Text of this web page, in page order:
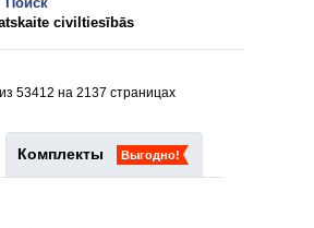
civiltiesībās
53412 на 2137 страницах
Комплекты Выгодно!